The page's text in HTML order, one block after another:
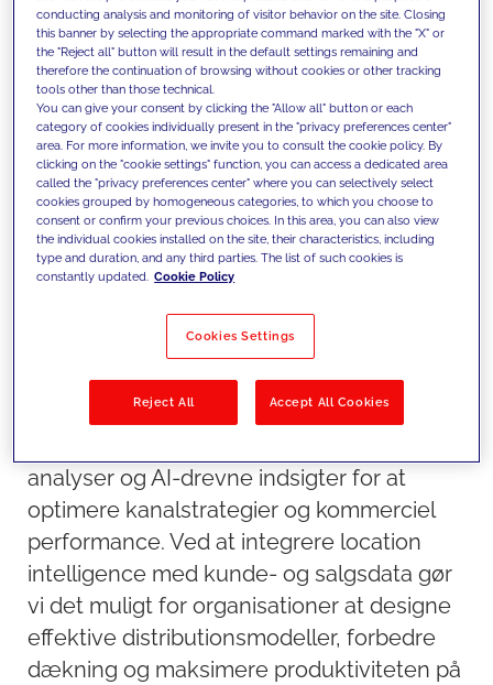
tilgange ved hjælp af avancerede
analytisc og location intelligence
for at forbedre dækning,
performance og
ressourceallokering.
Vores tilgang
analyser og AI-drevne indsigter for at
optimere kanalstrategier og kommerciel
performance. Ved at integrere location
intelligence med kunde- og salgsdata gør
vi det muligt for organisationer at designe
effektive distributionsmodeller, forbedre
dækning og maksimere produktiviteten på
conducting analysis and monitoring of visitor behavior on the site. Closing
this banner by selecting the appropriate command marked with the "X" or
the "Reject all" button will result in the default settings remaining and
therefore the continuation of browsing without cookies or other tracking
tools other than those technical.
You can give your consent by clicking the "Allow all" button or each
category of cookies individually present in the "privacy preferences center"
area. For more information, we invite you to consult the cookie policy. By
clicking on the "cookie settings" function, you can access a dedicated area
called the "privacy preferences center" where you can selectively select
cookies grouped by homogeneous categories, to which you choose to
consent or confirm your previous choices. In this area, you can also view
the individual cookies installed on the site, their characteristics, including
type and duration, and any third parties. The list of such cookies is
constantly updated. Cookie Policy
Cookies Settings
Reject All Accept All Cookies